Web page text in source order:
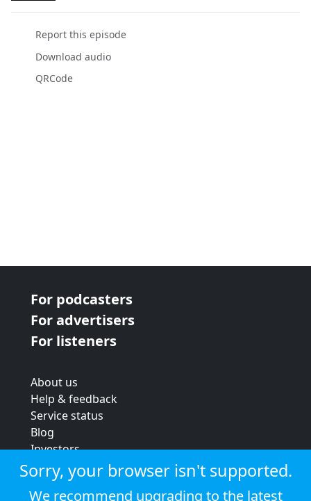
Report this episode
Download audio
QRCode
For podcasters
For advertisers
For listeners
About us
Help & feedback
Service status
Blog
Investors
Strategic review
Terms & conditions
Sorry, your browser isn't supported.
We recommend upgrading to the latest